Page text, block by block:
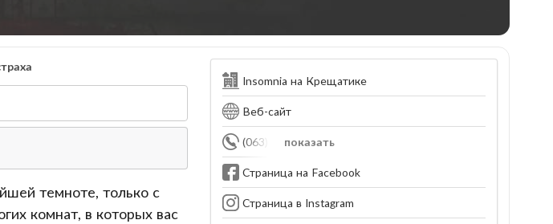
темноте, только с
комнат, в которых вас
Insomnia на Крещатике
Веб-сайт
показать
(063) 720-45-46
Страница на Facebook
Страница в Instagram